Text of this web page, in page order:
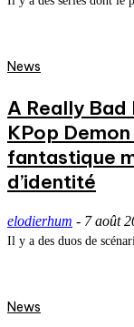
News
A Really Bad
KPop
fantastique
d’identité
elodierhum - 7 août
Il y a des duos de
News